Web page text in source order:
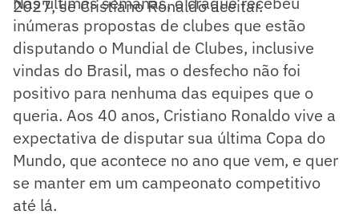
2027, se Cristiano Ronaldo aceitar.
inúmeras propostas de clubes que estão
disputando o Mundial de Clubes, inclusive
vindas do Brasil, mas o desfecho não foi
positivo para nenhuma das equipes que o
queria. Aos 40 anos, Cristiano Ronaldo vive a
expectativa de disputar sua última Copa do
Mundo, que acontece no ano que vem, e quer
se manter em um campeonato competitivo
até lá.